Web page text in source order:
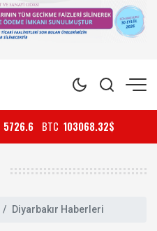
5726.6 BTC 103068.32$
Diyarbakır Haberleri